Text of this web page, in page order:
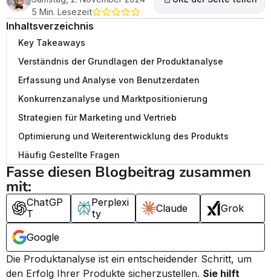
5 Min. Lesezeit
Inhaltsverzeichnis
Key Takeaways
Verständnis der Grundlagen der Produktanalyse
Erfassung und Analyse von Benutzerdaten
Konkurrenzanalyse und Marktpositionierung
Strategien für Marketing und Vertrieb
Optimierung und Weiterentwicklung des Produkts
Häufig Gestellte Fragen
Fasse diesen Blogbeitrag zusammen
mit:
ChatGP
T
Perplexi
ty
Claude Grok
Google
Die Produktanalyse ist ein entscheidender Schritt, um
den Erfolg Ihrer Produkte sicherzustellen. Sie hilft